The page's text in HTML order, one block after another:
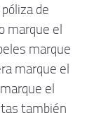
de
marque el
marque
marque el
el
también